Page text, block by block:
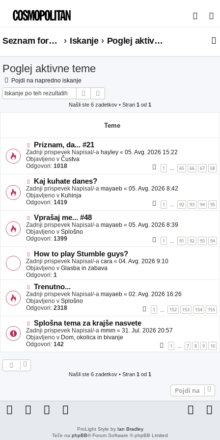
s
a
Seznam forumov Iskanje Poglej aktivne teme
Poglej aktivne teme
Pojdi na napredno iskanje
Iskanje
Našli ste 6 zadetkov • Stran 1 od 1
Teme
N
o
v
e
b
a
v
e
Priznam, da... #21
Zadnji prispevek Napisal/-a hayley « 05. Avg. 2026 15:22
Objavljeno v Čustva
Odgovori: 1018 1 … 65 66 67 68
N
o
v
e
b
a
v
e
Kaj kuhate danes?
Zadnji prispevek Napisal/-a mayaeb « 05. Avg. 2026 8:42
Objavljeno v Kuhinja
Odgovori: 1419 1 … 92 93 94 95
N
o
v
e
b
a
v
e
Vprašaj me... #48
Zadnji prispevek Napisal/-a mayaeb « 05. Avg. 2026 8:39
Objavljeno v Splošno
Odgovori: 1399 1 91 92 93 94
N
o
v
e
o
b
j
a
v
e
How to play Stumble guys?
Zadnji prispevek Napisal/-a cara « 04. Avg. 2026 9:10
Objavljeno v Glasba in zabava
Odgovori: 1
N
o
v
e
o
b
a
v
e
Trenutno...
Zadnji prispevek Napisal/-a mayaeb « 02. Avg. 2026 16:26
Objavljeno v Splošno
Odgovori: 2318 1 152 153 154 155
N
o
v
e
o
Splošna tema za krajše nasvete
Zadnji prispevek Napisal/-a mmm « 31. Jul. 2026 20:57
Objavljeno v Dom, okolica in bivanje
Odgovori: 142 1 … 7 8 9 10
Našli ste 6 zadetkov • Stran 1 od 1
Pojdi na
ProLight Style by Ian Bradley
Teče na phpBB® Forum Software © phpBB Limited